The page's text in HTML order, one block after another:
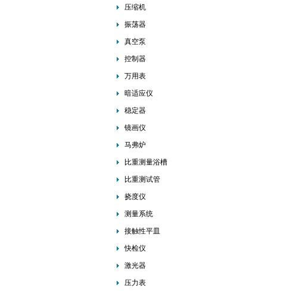
压缩机
振荡器
真空泵
控制器
万用表
暗适应仪
稳定器
镜画仪
马弗炉
比重测量浴槽
比重测试管
挠度仪
测量系统
接触性平皿
快检仪
激光器
压力表